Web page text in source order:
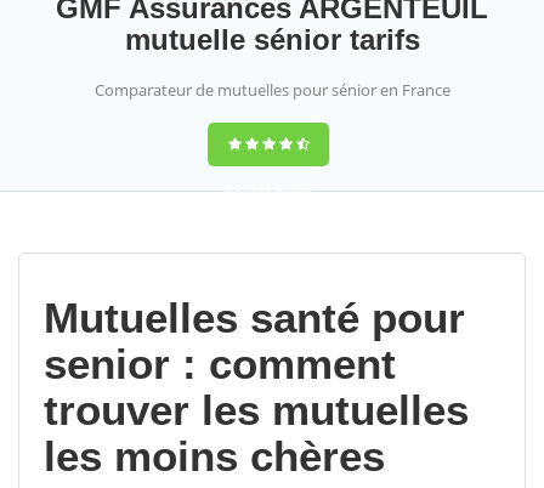
GMF Assurances ARGENTEUIL
mutuelle sénior tarifs
Comparateur de mutuelles pour sénior en France
9,2(100%)452
Mutuelles santé pour
senior : comment
trouver les mutuelles
les moins chères